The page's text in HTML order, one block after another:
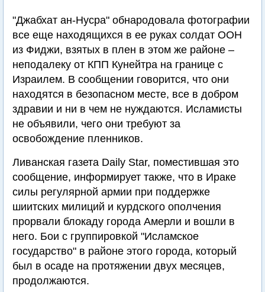
"Джабхат ан-Нусра" обнародовала фотографии
все еще находящихся в ее руках солдат ООН
из Фиджи, взятых в плен в этом же районе –
неподалеку от КПП Кунейтра на границе с
Израилем. В сообщении говорится, что они
находятся в безопасном месте, все в добром
здравии и ни в чем не нуждаются. Исламисты
не объявили, чего они требуют за
освобождение пленников.
Ливанская газета Daily Star, поместившая это
сообщение, информирует также, что в Ираке
силы регулярной армии при поддержке
шиитских милиций и курдского ополчения
прорвали блокаду города Амерли и вошли в
него. Бои с группировкой "Исламское
государство" в районе этого города, который
был в осаде на протяжении двух месяцев,
продолжаются.